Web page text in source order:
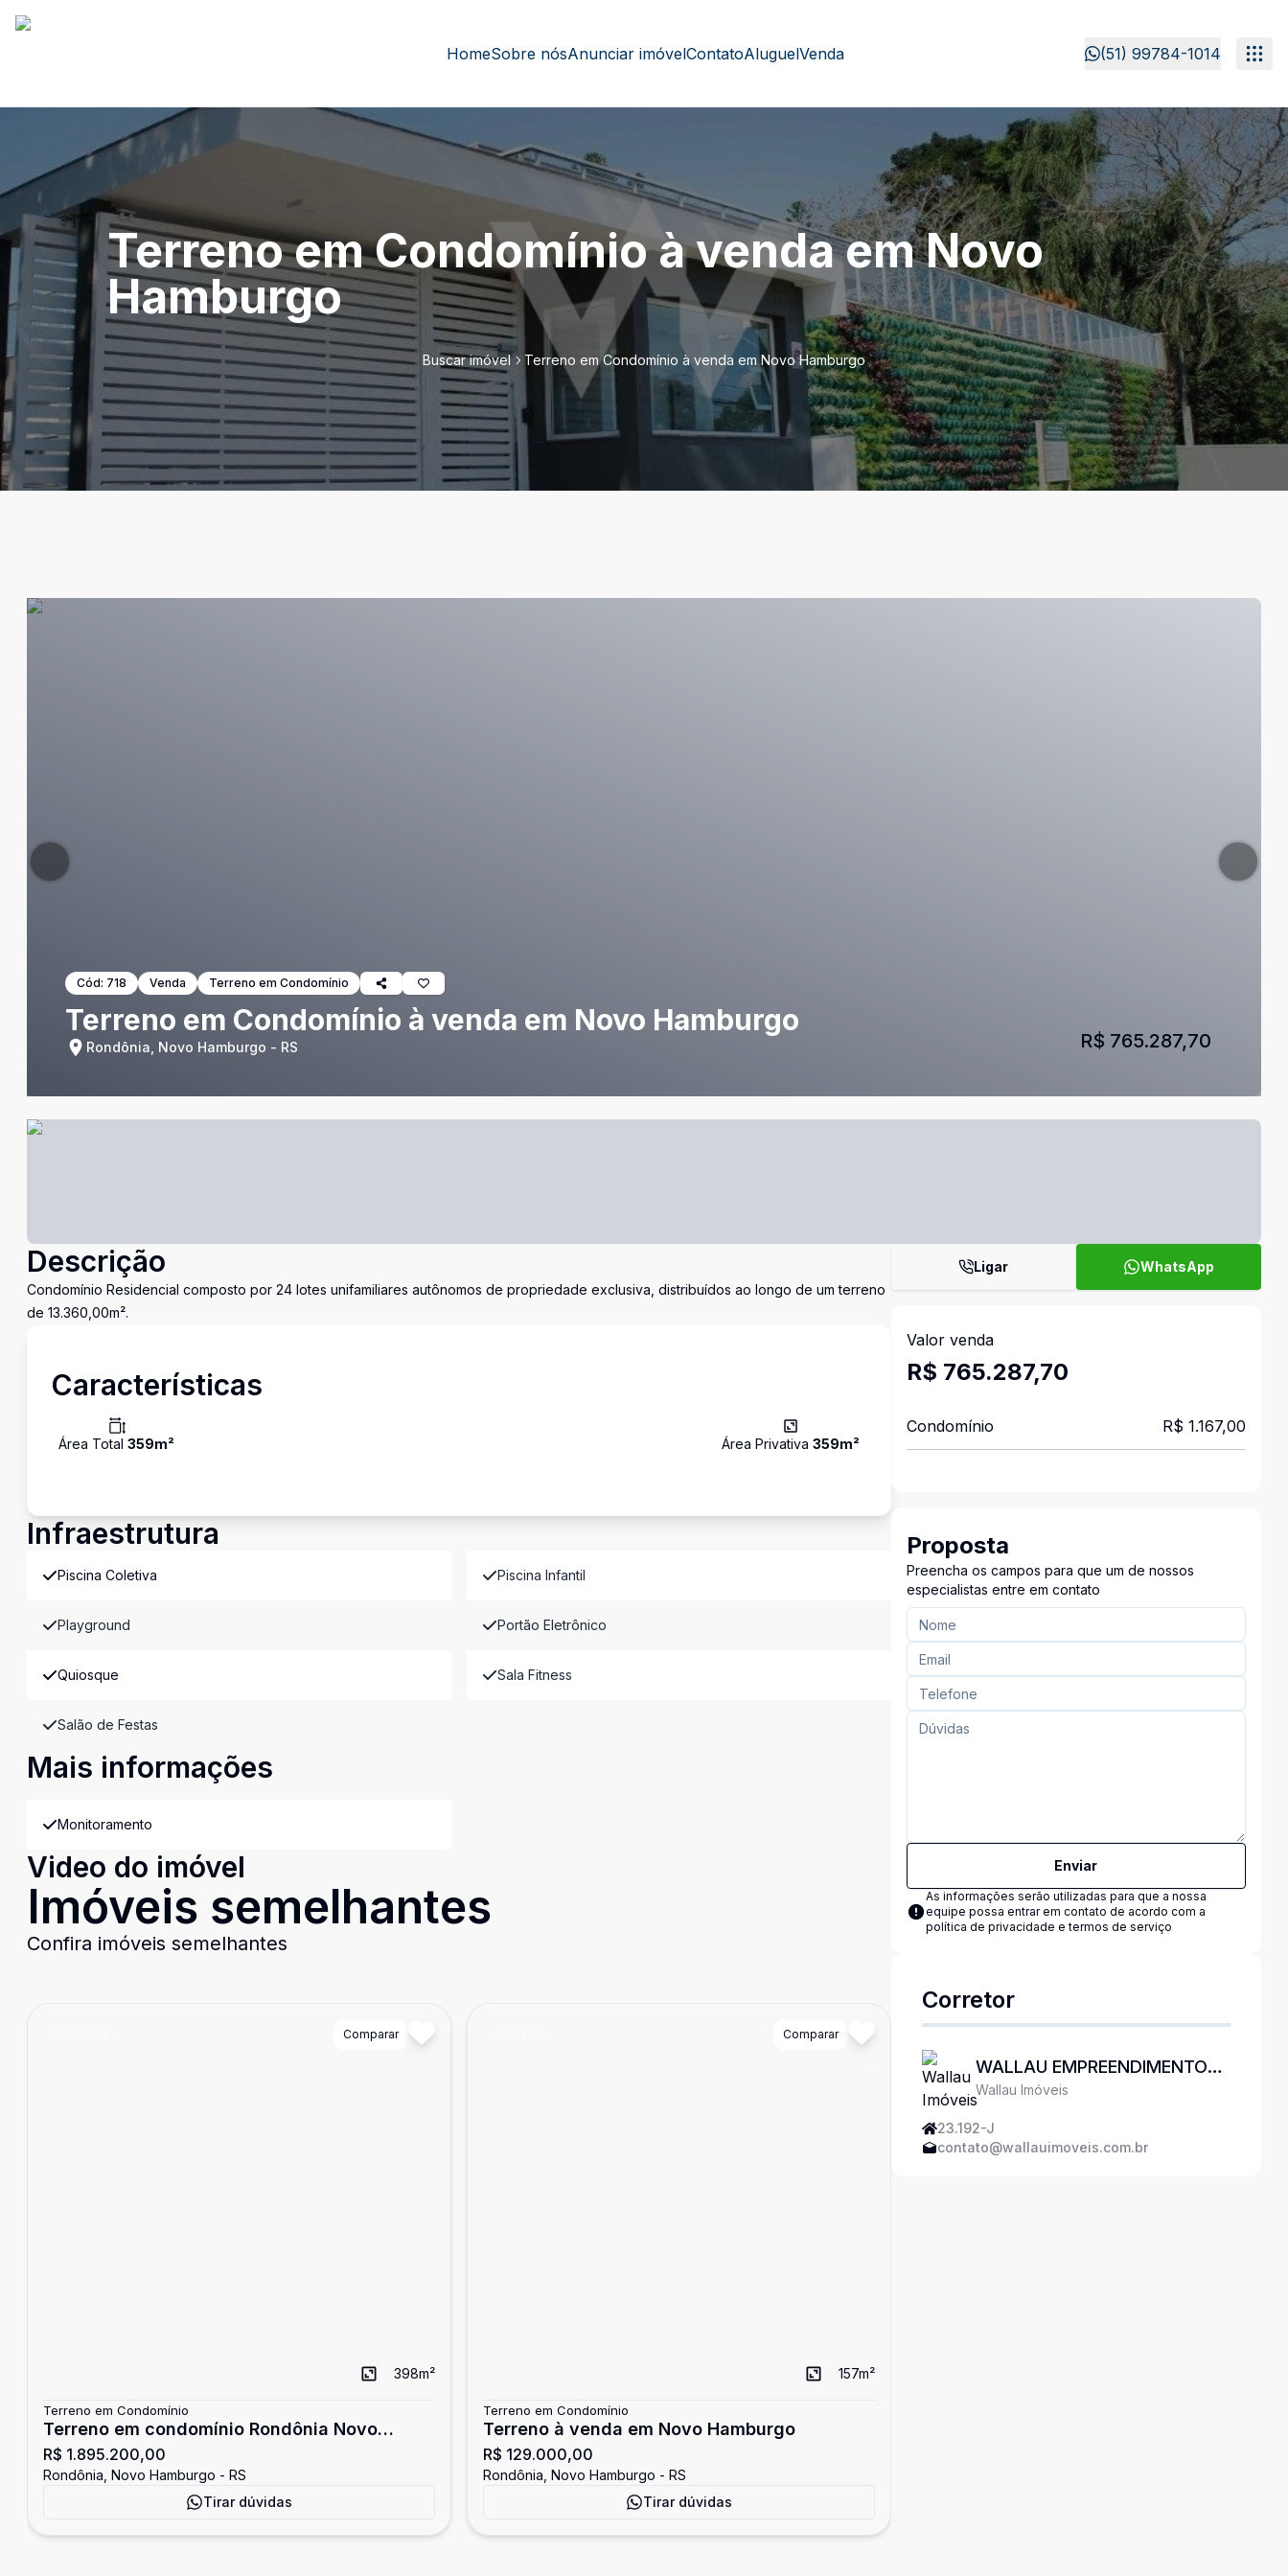
HomeSobre nósAnunciar imóvelContatoAluguelVenda (51) 99784-1014
Terreno em Condomínio à venda em Novo
Hamburgo
Buscar imóvel Terreno em Condomínio à venda em Novo Hamburgo
Cód: 718 Venda Terreno em Condomínio
Terreno em Condomínio à venda em Novo Hamburgo
Rondônia, Novo Hamburgo - RS R$ 765.287,70
Descrição
Condomínio Residencial composto por 24 lotes unifamiliares autônomos de propriedade exclusiva, distribuídos ao longo de um terreno
de 13.360,00m².
Características
Área Total 359m² Área Privativa 359m²
Infraestrutura
Piscina Coletiva Piscina Infantil
Playground Portão Eletrônico
Quiosque Sala Fitness
Salão de Festas
Mais informações
Monitoramento
Video do imóvel
Imóveis semelhantes
Confira imóveis semelhantes
Comparar
398m²
Terreno em Condomínio
Terreno em condomínio Rondônia Novo
Hamburgo
R$ 1.895.200,00
Rondônia, Novo Hamburgo - RS
Tirar dúvidas
Comparar
157m²
Terreno em Condomínio
Terreno à venda em Novo Hamburgo
R$ 129.000,00
Rondônia, Novo Hamburgo - RS
Tirar dúvidas
Ligar WhatsApp
Valor venda
R$ 765.287,70
Condomínio R$ 1.167,00
Proposta
Preencha os campos para que um de nossos
especialistas entre em contato
Enviar
As informações serão utilizadas para que a nossa
equipe possa entrar em contato de acordo com a
política de privacidade e termos de serviço
Corretor
WALLAU EMPREENDIMENTOS
IMOBILIÁRIOS
Wallau Imóveis
23.192-J
contato@wallauimoveis.com.br